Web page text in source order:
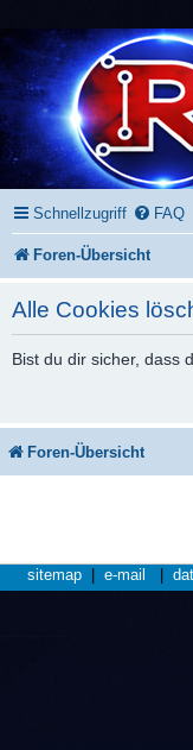
Schnellzugriff FAQ
Foren-Übersicht
Alle Cookies
Bist du dir sicher, dass
Foren-Übersicht
sitemap e-mail